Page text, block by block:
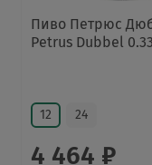
Пиво Петрюс
Petrus Dubbel
12 24
4 464 ₽